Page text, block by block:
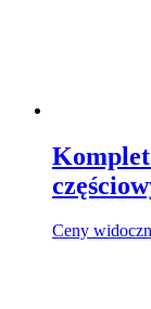
Ceny